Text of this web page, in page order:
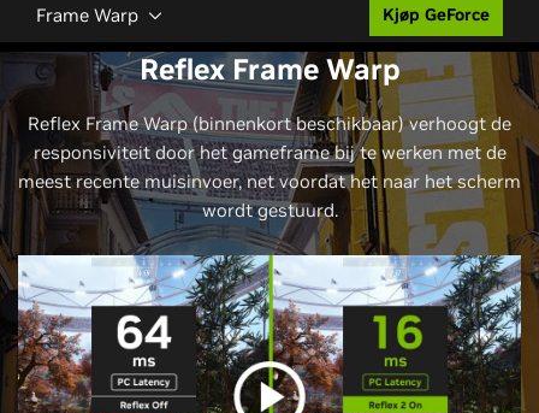
Frame Warp Kjøp GeForce
Reflex Frame Warp
Reflex Frame Warp (binnenkort beschikbaar) verhoogt de
responsiviteit door het gameframe bij te werken met de
meest recente muisinvoer, net voordat het naar het scherm
wordt gestuurd.